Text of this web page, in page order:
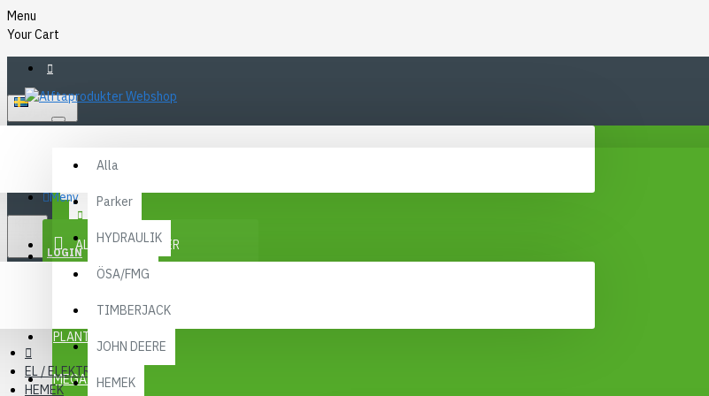
Menu
Your Cart
SEK
Alla
Parker
HYDRAULIK
ÖSA/FMG
TIMBERJACK
JOHN DEERE
HEMEK
KONTAKT
Meny
ALLA KATEGORIER
PLANTMA X
MEGA MENY
LOGIN
REGISTER
EL / ELEKTRONIK
HEMEK